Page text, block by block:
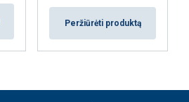
Peržiūrėti produktą